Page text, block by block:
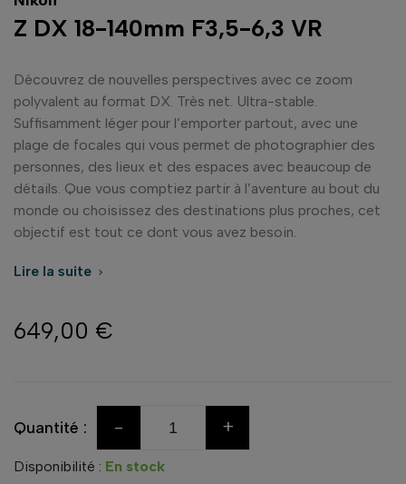
Z DX 18-140mm F3,5-6,3 VR
Découvrez de nouvelles perspectives avec ce zoom
polyvalent au format DX. Très net. Ultra-stable.
Suffisamment léger pour l’emporter partout, avec une
plage de focales qui vous permet de photographier des
personnes, des lieux et des espaces avec beaucoup de
détails. Que vous comptiez partir à l’aventure au bout du
monde ou choisissez des destinations plus proches, cet
objectif est tout ce dont vous avez besoin.
Lire la suite 
649,00 €
Quantité : - +
Disponibilité : En stock